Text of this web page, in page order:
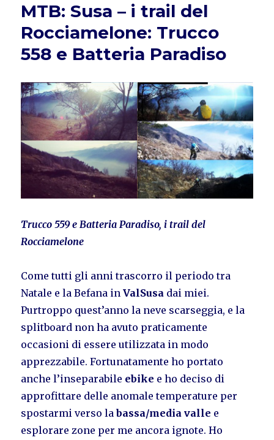
MTB: Susa – i trail del
Rocciamelone: Trucco
558 e Batteria Paradiso
Trucco 559 e Batteria Paradiso, i trail del
Rocciamelone
Come tutti gli anni trascorro il periodo tra
Natale e la Befana inValSusa dai miei.
Purtroppo quest’anno la neve scarseggia, e la
splitboard non ha avuto praticamente
occasioni di essere utilizzata in modo
apprezzabile. Fortunatamente ho portato
anche l’inseparabile ebike e ho deciso di
approfittare delle anomale temperature per
spostarmi verso labassa/media valle e
esplorare zone per me ancora ignote. Ho